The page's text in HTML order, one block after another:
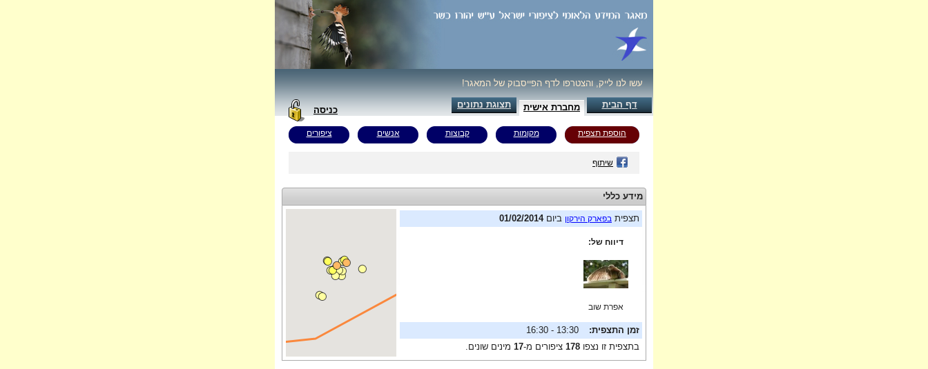
עשו לנו לייק, והצטרפו לדף הפייסבוק של המאגר!
דף הבית מחברת אישית תצוגת נתונים
כניסה
הוספת תצפית מקומות קבוצות אנשים ציפורים
שיתוף
מידע כללי
תצפית בפארק הירקון ביום01/02/2014
דיווח של:
אפרת שוב
זמן התצפית:
13:30 - 16:30
בתצפית זו נצפו 178 ציפורים מ-17 מינים שונים.